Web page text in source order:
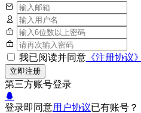
我已阅读并同意 《注册协议》
立即注册
第三方账号登录
登录即同意用户协议已有账号？